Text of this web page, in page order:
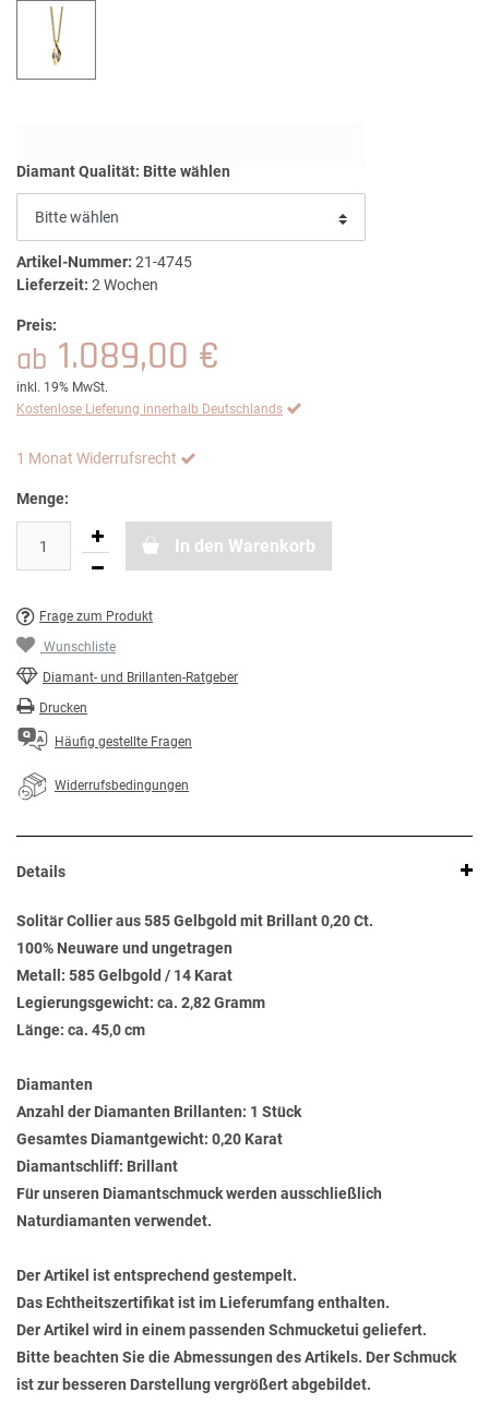
Diamant Qualität: Bitte wählen
Artikel-Nummer: 21-4745
Lieferzeit: 2 Wochen
Preis:
ab 1.089,00 €
inkl. 19% MwSt.
Kostenlose Lieferung innerhalb Deutschlands
1 Monat Widerrufsrecht
Menge:
In den Warenkorb
Frage zum Produkt
Wunschliste
Diamant- und Brillanten-Ratgeber
Drucken
Häufig gestellte Fragen
Widerrufsbedingungen
Details
Solitär Collier aus 585 Gelbgold mit Brillant 0,20 Ct.
100% Neuware und ungetragen
Metall: 585 Gelbgold / 14 Karat
Legierungsgewicht: ca. 2,82 Gramm
Länge: ca. 45,0 cm
Diamanten
Anzahl der Diamanten Brillanten: 1 Stück
Gesamtes Diamantgewicht: 0,20 Karat
Diamantschliff: Brillant
Für unseren Diamantschmuck werden ausschließlich
Naturdiamanten verwendet.
Der Artikel ist entsprechend gestempelt.
Das Echtheitszertifikat ist im Lieferumfang enthalten.
Der Artikel wird in einem passenden Schmucketui geliefert.
Bitte beachten Sie die Abmessungen des Artikels. Der Schmuck
ist zur besseren Darstellung vergrößert abgebildet.